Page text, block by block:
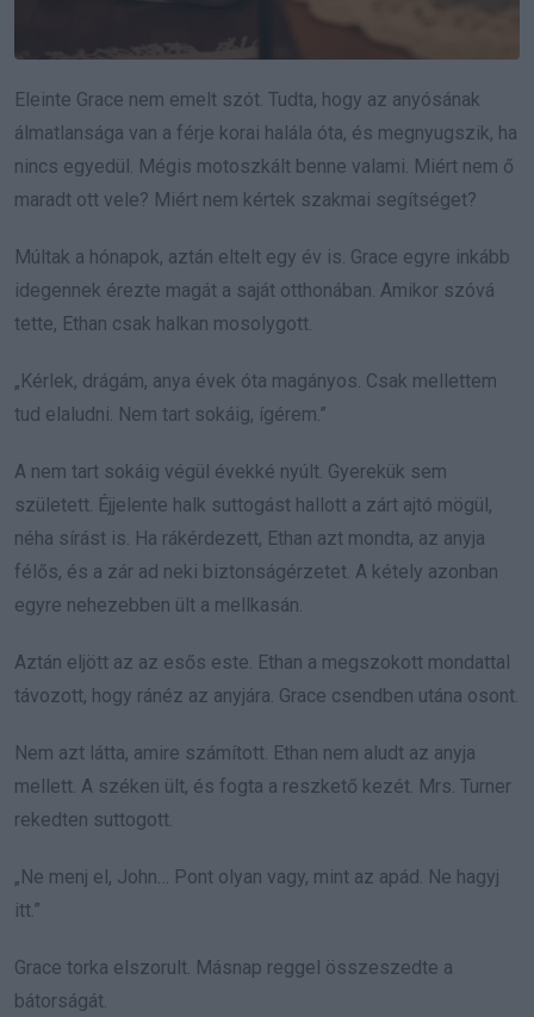
Eleinte Grace nem emelt szót. Tudta, hogy az anyósának
álmatlansága van a férje korai halála óta, és megnyugszik, ha
nincs egyedül. Mégis motoszkált benne valami. Miért nem ő
maradt ott vele? Miért nem kértek szakmai segítséget?
Múltak a hónapok, aztán eltelt egy év is. Grace egyre inkább
idegennek érezte magát a saját otthonában. Amikor szóvá
tette, Ethan csak halkan mosolygott.
„Kérlek, drágám, anya évek óta magányos. Csak mellettem
tud elaludni. Nem tart sokáig, ígérem.”
A nem tart sokáig végül évekké nyúlt. Gyerekük sem
született. Éjjelente halk suttogást hallott a zárt ajtó mögül,
néha sírást is. Ha rákérdezett, Ethan azt mondta, az anyja
félős, és a zár ad neki biztonságérzetet. A kétely azonban
egyre nehezebben ült a mellkasán.
Aztán eljött az az esős este. Ethan a megszokott mondattal
távozott, hogy ránéz az anyjára. Grace csendben utána osont.
Nem azt látta, amire számított. Ethan nem aludt az anyja
mellett. A széken ült, és fogta a reszkető kezét. Mrs. Turner
rekedten suttogott.
„Ne menj el, John… Pont olyan vagy, mint az apád. Ne hagyj
itt.”
Grace torka elszorult. Másnap reggel összeszedte a
bátorságát.